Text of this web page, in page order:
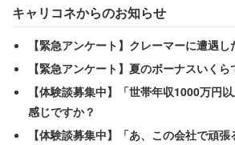
キャリコネからのお知らせ
【緊急アンケート】クレーマーに遭遇
【緊急アンケート】夏のボーナスいくら
【体験談募集中】「世帯年収1000万円
感じですか？
【体験談募集中】「あ、この会社で頑